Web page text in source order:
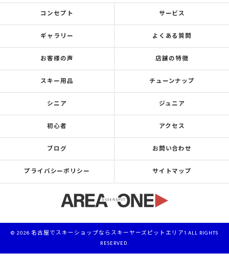
コンセプト サービス
ギャラリー よくある質問
お客様の声 店舗の特徴
スキー用品 チューンナップ
シニア ジュニア
初心者 アクセス
ブログ お問い合わせ
プライバシーポリシー サイトマップ
© 2026 名古屋でスキーショップならスキーヤーズピットエリア1 ALL RIGHTS
RESERVED.